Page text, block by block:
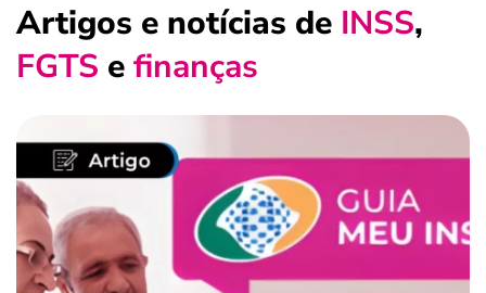
guia do trabalhador
benefícios
crédito fácil
últimas notícias
Artigos e notícias de INSS,
FGTS efinanças